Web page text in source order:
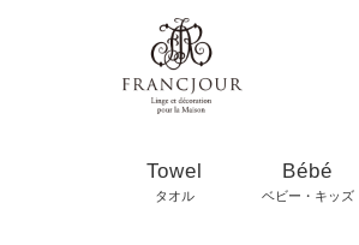
Towel
タオル
Bébé
ベビー・キッズ